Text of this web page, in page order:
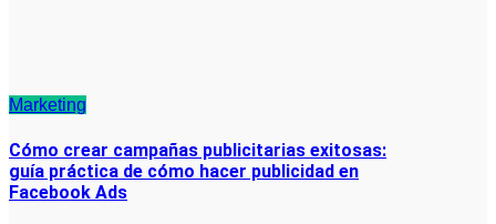
Marketing
Cómo crear campañas publicitarias exitosas:
guía práctica de cómo hacer publicidad en
Facebook Ads